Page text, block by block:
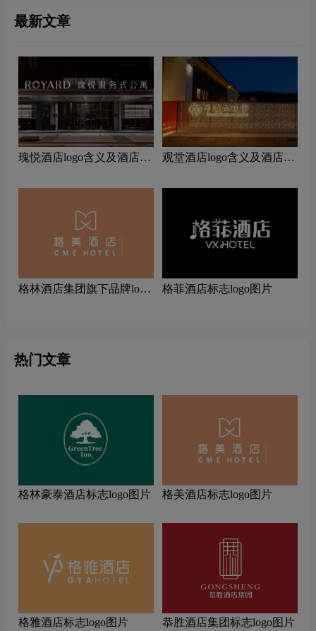
最新文章
瑰悦酒店logo含义及酒店品
观堂酒店logo含义及酒店品
‌格林酒店集团旗下品牌logo
格菲酒店标志logo图片
热门文章
格林豪泰酒店标志logo图片 格美酒店标志logo图片
格雅酒店标志logo图片 恭胜酒店集团标志logo图片